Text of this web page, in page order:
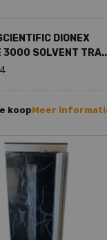
DIONEX
3000 SOLVENT
koopMeer